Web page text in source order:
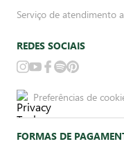
Serviço de atendimento
REDES SOCIAIS
Preferências de
FORMAS DE